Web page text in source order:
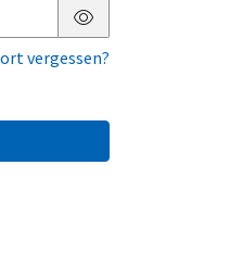
Passwort anzeigen
vergessen?